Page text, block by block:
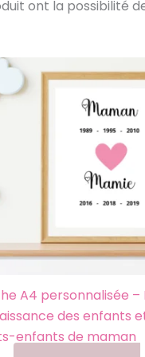
ont la possibilité
A4 personnalisée –
des enfants
enfants de maman
Ce
plusieurs
variations.
options
peuvent
être
choisies
la
page
du